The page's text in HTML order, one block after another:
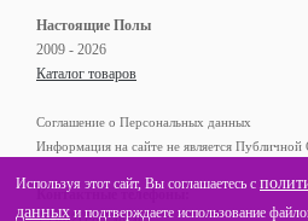
Настоящие Полы
2009 - 2026
Каталог товаров
Соглашение о Персональных данных
Информация на сайте не является
Контактные телефоны:
(812)
Используя этот сайт, Вы соглашаетесь с
данных и подтверждаете использование